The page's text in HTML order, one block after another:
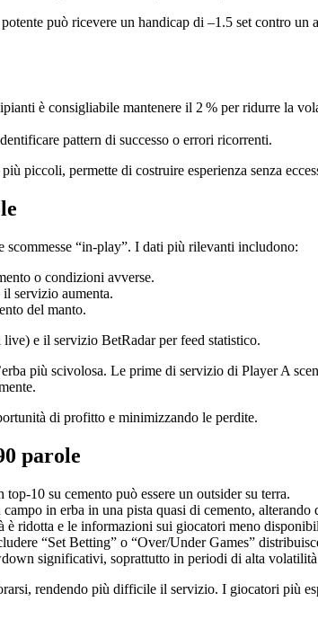
può ricevere un handicap di –1.5 set contro un
è consigliabile mantenere il 2 % per ridurre la
pattern di successo o errori ricorrenti.
piccoli, permette di costruire esperienza senza
“in‑play”. I dati più rilevanti includono:
o condizioni avverse.
servizio aumenta.
del manto.
e il servizio BetRadar per feed statistico.
più scivolosa. Le prime di servizio di Player A
di profitto e minimizzando le perdite.
parole
su cemento può essere un outsider su terra.
in erba in una pista quasi di cemento,
è ridotta e le informazioni sui giocatori meno
“Set Betting” o “Over/Under Games”
significativi, soprattutto in periodi di alta
rendendo più difficile il servizio. I giocatori più